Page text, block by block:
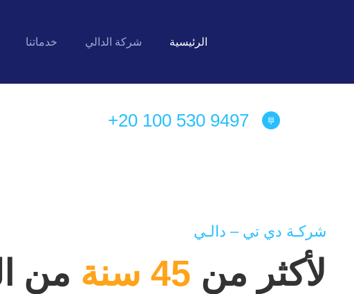
الرئيسية شركة الدالي خدماتنا
+20 100 530 9497
شركـة دي تي – دالـي
لأكثر من 45 سنة
من